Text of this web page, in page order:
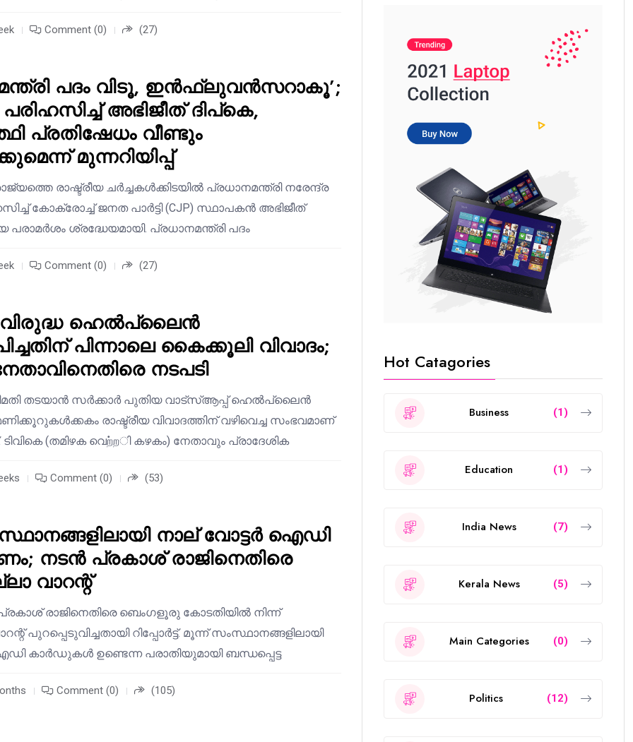
Comment (0) (27)
പദം വിടൂ, ഇൻഫ്ലുവൻസറാകൂ’;
അഭിജീത് ദിപ്കെ,
പ്രതിഷേധം വീണ്ടും
മുന്നറിയിപ്പ്
രാഷ്ട്രീയ ചർച്ചകൾക്കിടയിൽ പ്രധാനമന്ത്രി നരേന്ദ്ര
കോക്രോച്ച് ജനത പാർട്ടി (CJP) സ്ഥാപകൻ അഭിജീത്
പരാമർശം ശ്രദ്ധേയമായി. പ്രധാനമന്ത്രി പദം
Comment (0) (27)
വിരുദ്ധ ഹെൽപ്‌ലൈൻ
പിന്നാലെ കൈക്കൂലി വിവാദം;
നടപടി
അഴിമതി തടയാൻ സർക്കാർ പുതിയ വാട്‌സ്ആപ്പ് ഹെൽപ്‌ലൈൻ
രാഷ്ട്രീയ വിവാദത്തിന് വഴിവെച്ച സംഭവമാണ്
(തമിഴക വെற்றി കഴകം) നേതാവും പ്രാദേശിക
Comment (0) (53)
നാല് വോട്ടർ ഐഡി
നടൻ പ്രകാശ് രാജിനെതിരെ
വാറന്റ്
രാജിനെതിരെ ബെംഗളൂരു കോടതിയിൽ നിന്ന്
പുറപ്പെടുവിച്ചതായി റിപ്പോർട്ട്. മൂന്ന് സംസ്ഥാനങ്ങളിലായി
കാർഡുകൾ ഉണ്ടെന്ന പരാതിയുമായി ബന്ധപ്പെട്ട
Comment (0) (105)
Hot Catagories
Business (1)
Education (1)
India News (7)
Kerala News (5)
Main Categories (0)
Politics (12)